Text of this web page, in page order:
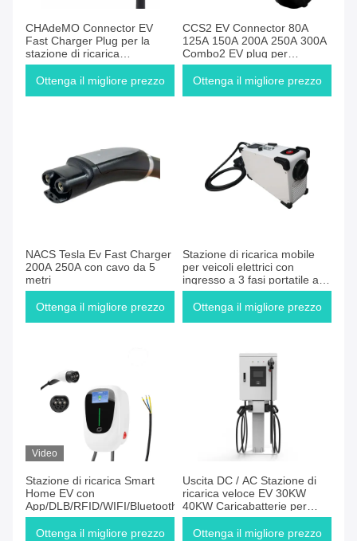
CHAdeMO Connector EV
Fast Charger Plug per la
stazione di ricarica
giapponese standard DC EV
125A 200A 5 metri
Ottenga il migliore prezzo
CCS2 EV Connector 80A
125A 150A 200A 250A 300A
Combo2 EV plug per
stazione di ricarica EV DC
Ottenga il migliore prezzo
NACS Tesla Ev Fast Charger
200A 250A con cavo da 5
metri
Ottenga il migliore prezzo
Stazione di ricarica mobile
per veicoli elettrici con
ingresso a 3 fasi portatile a
corrente continua da 380V
Ottenga il migliore prezzo
Video
Stazione di ricarica Smart
Home EV con
App/DLB/RFID/WIFI/Bluetooth
Ottenga il migliore prezzo
Uscita DC / AC Stazione di
ricarica veloce EV 30KW
40KW Caricabatterie per
auto elettrica Montaggio a
parete
Ottenga il migliore prezzo